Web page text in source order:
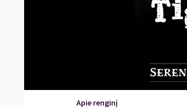
Apie renginį